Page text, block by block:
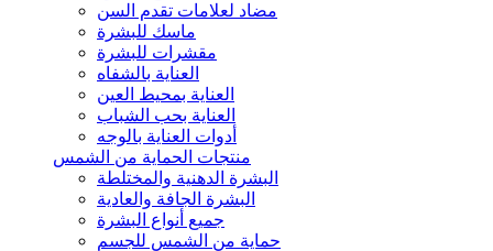
مضاد لعلامات تقدم السن
ماسك للبشرة
مقشرات للبشرة
العناية بالشفاه
العناية بمحيط العين
العناية بحب الشباب
أدوات العناية بالوجه
منتجات الحماية من الشمس
البشرة الدهنية والمختلطة
البشرة الجافة والعادية
جميع أنواع البشرة
حماية من الشمس للجسم